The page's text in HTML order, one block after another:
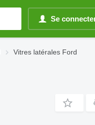
Se
Vitres latérales Ford